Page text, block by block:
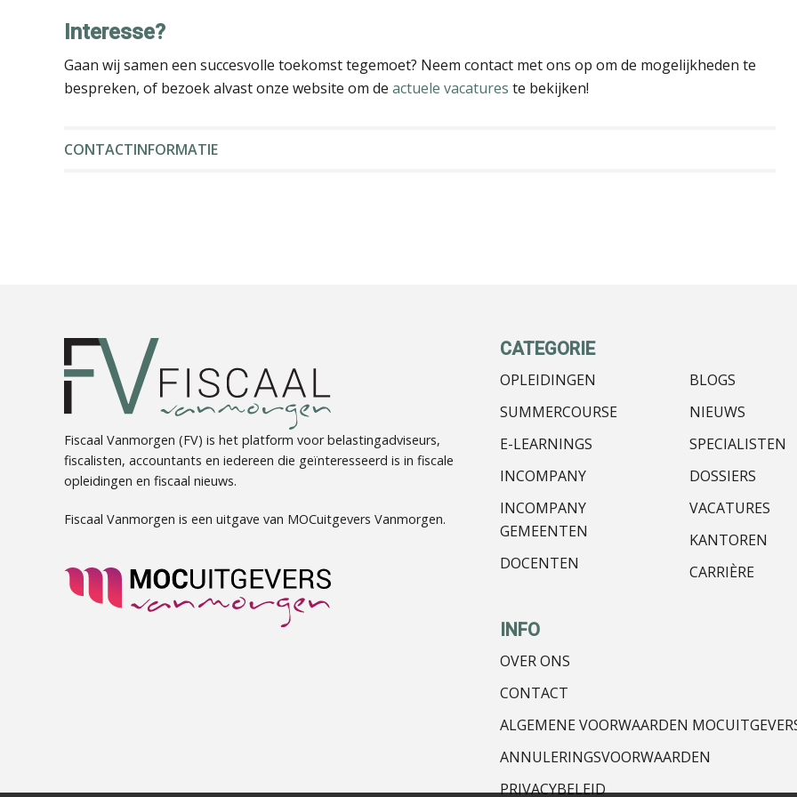
Interesse?
Gaan wij samen een succesvolle toekomst tegemoet? Neem contact met ons op om de mogelijkheden te
bespreken, of bezoek alvast onze website om de actuele vacatures te bekijken!
CONTACTINFORMATIE
Fiscaal Vanmorgen (FV) is het platform voor belastingadviseurs,
fiscalisten, accountants en iedereen die geïnteresseerd is in fiscale
opleidingen en fiscaal nieuws.
Fiscaal Vanmorgen is een uitgave van MOCuitgevers Vanmorgen.
CATEGORIE
OPLEIDINGEN
SUMMERCOURSE
E-LEARNINGS
INCOMPANY
INCOMPANY
GEMEENTEN
DOCENTEN
BLOGS
NIEUWS
SPECIALISTEN
DOSSIERS
VACATURES
KANTOREN
CARRIÈRE
INFO
OVER ONS
CONTACT
ALGEMENE VOORWAARDEN
ANNULERINGSVOORWAARDEN
PRIVACYBELEID